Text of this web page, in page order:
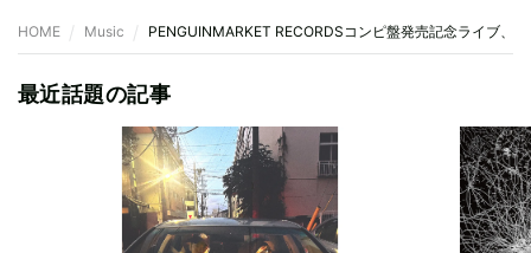
HOME Music PENGUINMARKET RECORDSコンピ盤発売記念ライブ、
最近話題の記事